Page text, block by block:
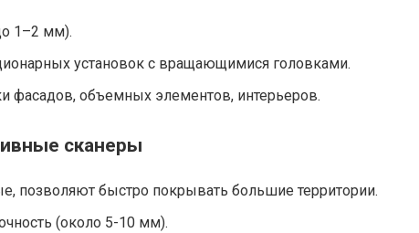
1–2 мм).
установок с вращающимися головками.
фасадов, объемных элементов, интерьеров.
сканеры
позволяют быстро покрывать большие территории.
(около 5-10 мм).